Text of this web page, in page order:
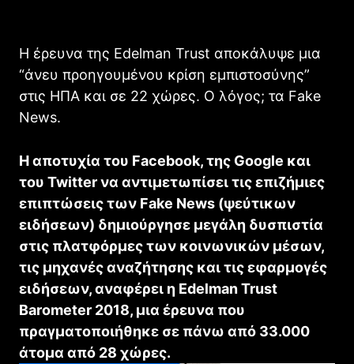
Η έρευνα της Edelman Trust αποκάλυψε μια
“άνευ προηγουμένου κρίση εμπιστοσύνης”
στις ΗΠΑ και σε 22 χώρες. Ο λόγος; τα Fake
News.
Η αποτυχία του Facebook, της Google και
του Twitter να αντιμετωπίσει τις επιζήμιες
επιπτώσεις των Fake News (ψεύτικων
ειδήσεων) δημιούργησε μεγάλη δυσπιστία
στις πλατφόρμες των κοινωνικών μέσων,
τις μηχανές αναζήτησης και τις εφαρμογές
ειδήσεων, αναφέρει η Edelman Trust
Barometer 2018, μια έρευνα που
πραγματοποιήθηκε σε πάνω από 33.000
άτομα από 28 χώρες.